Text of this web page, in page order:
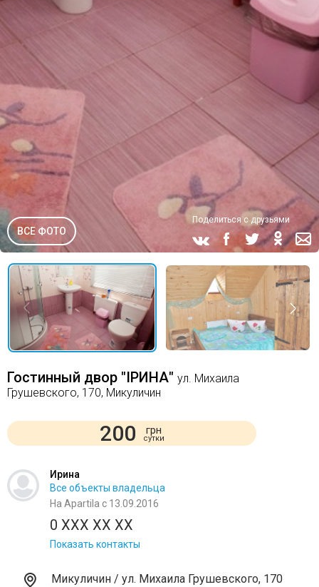
ВСЕ ФОТО
Поделиться с друзьями
Гостинный двор "ІРИНА" ул. Михаила
Грушевского, 170, Микуличин
200 грн
сутки
Ирина
Все объекты владельца
На Apartila с 13.09.2016
0 XXX XX XX
Показать контакты
Микуличин / ул. Михаила Грушевского, 170